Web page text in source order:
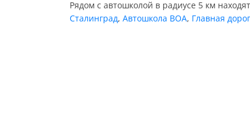
Рядом с автошколой в радиусе 5 км
Сталинград, Автошкола ВОА, Главная